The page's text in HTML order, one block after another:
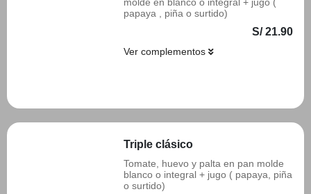
papaya , piña o surtido)
S/ 21.90
Ver complementos
Triple clásico
Tomate, huevo y palta en pan molde
blanco o integral + jugo ( papaya, piña
o surtido)